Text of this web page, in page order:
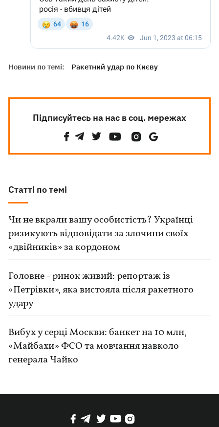
Новини по темі: Ракетний удар по Києву
Підписуйтесь на нас в соц. мережах
Статті по темі
Чи не вкрали вашу особистість? Українці
ризикують відповідати за злочини своїх
«двійників» за кордоном
Головне - ринок живий: репортаж із
«Петрівки», яка вистояла після ракетного
удару
Вибух у серці Москви: банкет на 10 млн,
«Майбахи» ФСО та мовчання навколо
генерала Чайко